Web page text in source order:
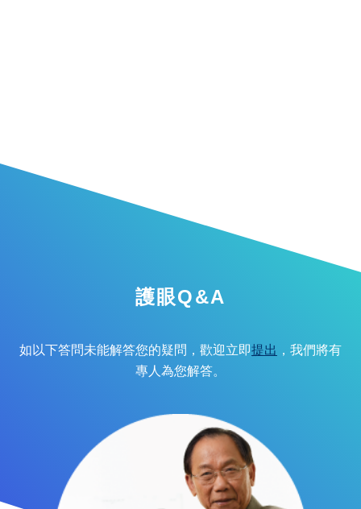
護眼Q&A
如以下答問未能解答您的疑問，歡迎立即提出 ，我們將有
專人為您解答。